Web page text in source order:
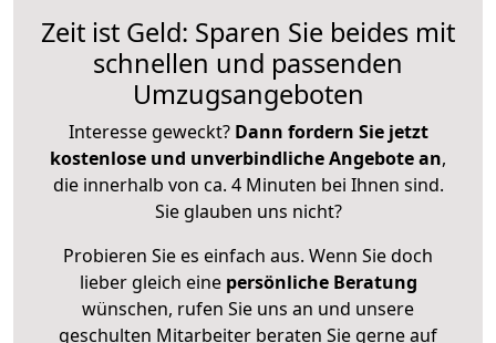
Zeit ist Geld: Sparen Sie beides mit
schnellen und passenden
Umzugsangeboten
Interesse geweckt? Dann fordern Sie jetzt
kostenlose und unverbindliche Angebote an,
die innerhalb von ca. 4 Minuten bei Ihnen sind.
Sie glauben uns nicht?
Probieren Sie es einfach aus. Wenn Sie doch
lieber gleich eine persönliche Beratung
wünschen, rufen Sie uns an und unsere
geschulten Mitarbeiter beraten Sie gerne auf